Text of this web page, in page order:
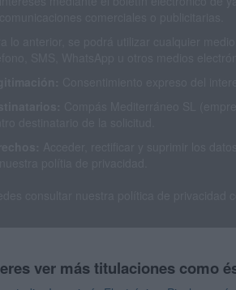
ver más titulaciones como